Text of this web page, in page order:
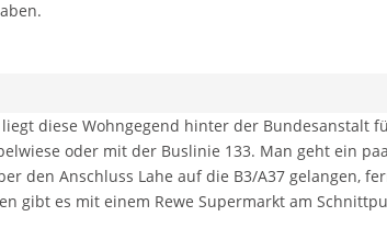
diese Wohngegend hinter der Bundesanstalt
oder mit der Buslinie 133. Man geht ein
den Anschluss Lahe auf die B3/A37 gelangen,
gibt es mit einem Rewe Supermarkt am